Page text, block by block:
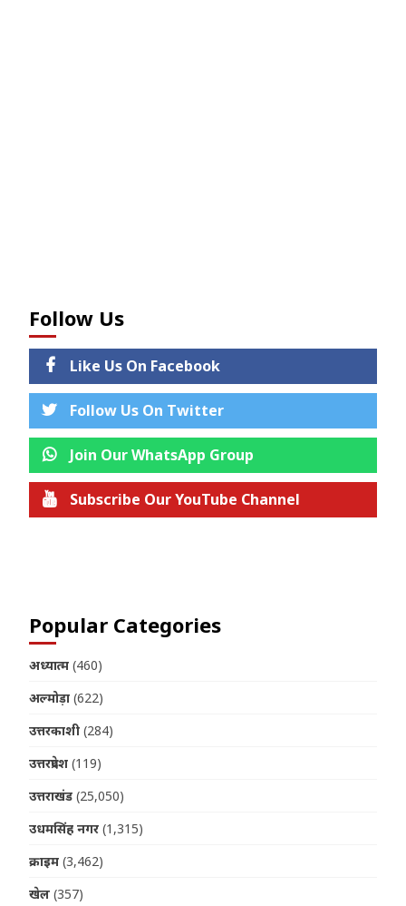
Follow Us
Like Us On Facebook
Follow Us On Twitter
Join Our WhatsApp Group
Subscribe Our YouTube Channel
Popular Categories
अध्यात्म (460)
अल्मोड़ा (622)
उत्तरकाशी (284)
उत्तरप्रदेश (119)
उत्तराखंड (25,050)
उधमसिंह नगर (1,315)
क्राइम (3,462)
खेल (357)